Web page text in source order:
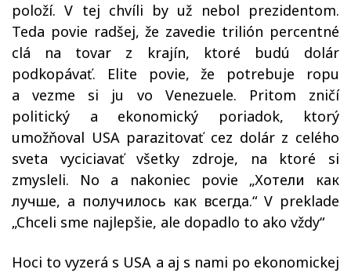
položí. V tej chvíli by už nebol prezidentom.
Teda povie radšej, že zavedie trilión percentné
clá na tovar z krajín, ktoré budú dolár
podkopávať. Elite povie, že potrebuje ropu
a vezme si ju vo Venezuele. Pritom zničí
politický a ekonomický poriadok, ktorý
umožňoval USA parazitovať cez dolár z celého
sveta vyciciavať všetky zdroje, na ktoré si
zmysleli. No a nakoniec povie „Хотели как
лучше, а получилось как всегда.“ V preklade
„Chceli sme najlepšie, ale dopadlo to ako vždy“
Hoci to vyzerá s USA a aj s nami po ekonomickej